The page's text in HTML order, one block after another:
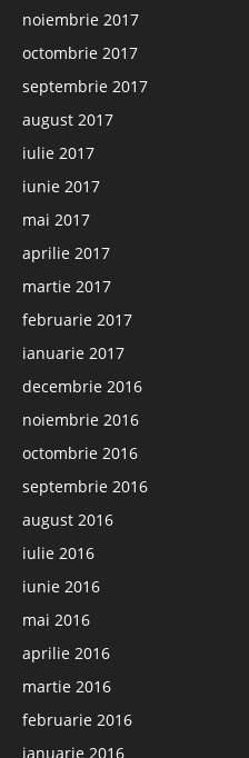
noiembrie 2017
octombrie 2017
septembrie 2017
august 2017
iulie 2017
iunie 2017
mai 2017
aprilie 2017
martie 2017
februarie 2017
ianuarie 2017
decembrie 2016
noiembrie 2016
octombrie 2016
septembrie 2016
august 2016
iulie 2016
iunie 2016
mai 2016
aprilie 2016
martie 2016
februarie 2016
ianuarie 2016